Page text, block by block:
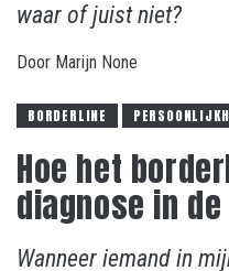
waar of juist niet?
Door Marijn None
BORDERLINE
Hoe het
diagnose in
Wanneer iemand in